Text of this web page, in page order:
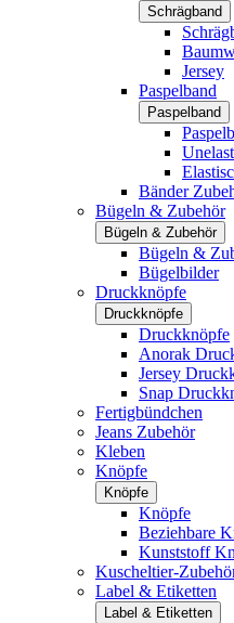
Schrägband
Jersey
Paspelband
Paspelband
Bänder
Bügeln & Zubehör
Bügeln & Zubehör
Bügeln &
Bügelbilder
Druckknöpfe
Druckknöpfe
Druckknöpfe
Anorak
Jersey
Snap
Fertigbündchen
Jeans Zubehör
Kleben
Knöpfe
Knöpfe
Knöpfe
Beziehbare
Kunststoff
Kuscheltier-
Label & Etiketten
Label & Etiketten